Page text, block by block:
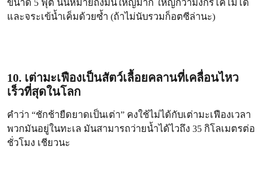
ขนาด 5 ฟุต นั่นหมายถึงมันใหญ่มาก ใหญ่กว่ามังกรโคโมโด
และจระเข้น้ำเค็มด้วยซ้ำ (ถ้าไม่นับรวมก็อตซีล่านะ)
10. เต่ามะเฟืองเป็นสัตว์เลื้อยคลานที่เคลื่อนไหว
เร็วที่สุดในโลก
คำว่า “ชักช้ายืดยาดเป็นเต่า” คงใช้ไม่ได้กับเต่ามะเฟืองเวลา
พวกมันอยู่ในทะเล มันสามารถว่ายน้ำได้ไวถึง 35 กิโลเมตรต่อ
ชั่วโมง เชียวนะ